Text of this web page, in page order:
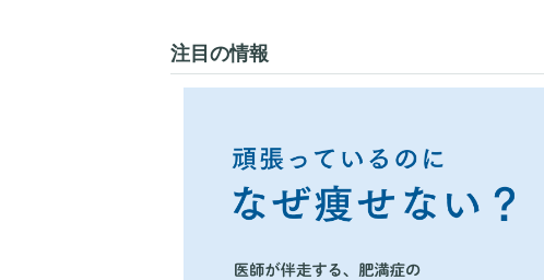
注目の情報